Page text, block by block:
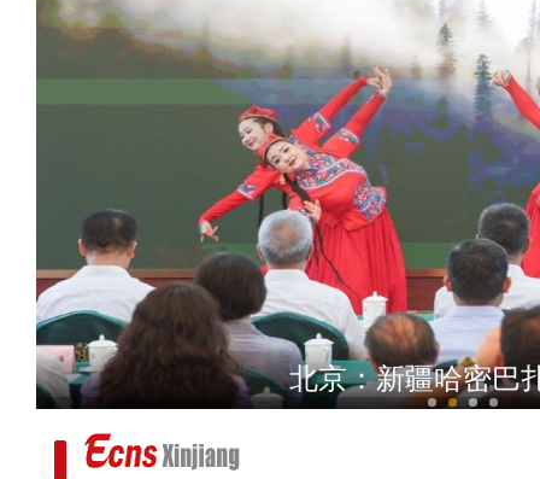
新疆乌恰：两身制服，一种底色！退
家
北京：新疆哈密巴